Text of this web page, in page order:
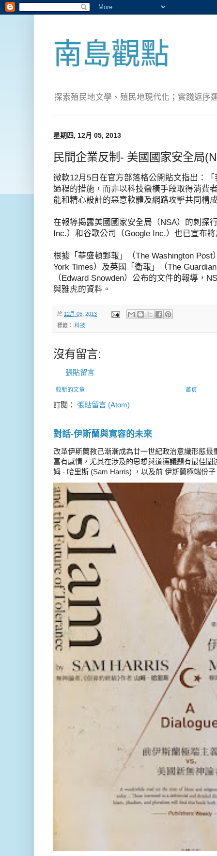
南島觀點
探索殖民地文學、殖民地現代化；實踐返序
星期四, 12月 05, 2013
民間企業反制- 美國國家安全局
微軟12月5日在官方部落格公開貼文指出：
過程的措施，而非以科技蠻橫手段取得消費
能和精心設計的惡意軟體及網路攻擊共同構
在報導揭露美國國家安全局（NSA）的刺探
Inc.）和谷歌公司（Google Inc.）也已宣布
根據「華盛頓郵報」（The Washington Post
York Times）及英國「衛報」（The
（Edward Snowden）公布的文件的報導，
與雅虎的資料。
於 12月 05, 2013
標籤： 科技
沒有留言:
張貼留言
較新的文章 首頁
訂閱： 張貼留言 (Atom)
對話-伊斯蘭與寛容的未來
改革伊斯蘭教己漸漸成為廿一世紀政治意識形態
富有感情，尤其在涉及的思想與道德議題有最佳
姆 - 哈里斯 (Sam Harris) ，以及前 伊斯蘭極端份